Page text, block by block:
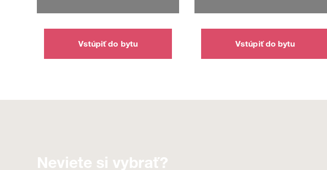
Vstúpiť do bytu Vstúpiť do bytu
Neviete si vybrať?